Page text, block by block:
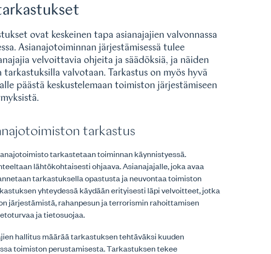
ovat keskeinen tapa asianajajien valvonnassa
Asianajotoiminnan järjestämisessä tulee
velvoittavia ohjeita ja säädöksiä, ja näiden
valvotaan. Tarkastus on myös hyvä
päästä keskustelemaan toimiston järjestämiseen
tarkastus
tarkastetaan toiminnan käynnistyessä.
lähtökohtaisesti ohjaava. Asianajajalle, joka avaa
tarkastuksella opastusta ja neuvontaa toimiston
yhteydessä käydään erityisesti läpi velvoitteet, jotka
järjestämistä, rahanpesun ja terrorismin rahoittamisen
ja tietosuojaa.
hallitus määrää tarkastuksen tehtäväksi kuuden
toimiston perustamisesta. Tarkastuksen tekee